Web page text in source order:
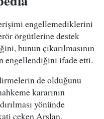
engellemediklerini
örgütlerine destek
bunun çıkarılmasının
engellendiğini ifade etti.
de olduğunu
kararının
yönünde
çeken Arslan,